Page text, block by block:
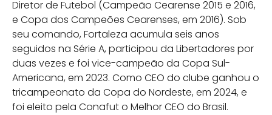
Diretor de Futebol (Campeão Cearense 2015 e 2016,
e Copa dos Campeões Cearenses, em 2016). Sob
seu comando, Fortaleza acumula seis anos
seguidos na Série A, participou da Libertadores por
duas vezes e foi vice-campeão da Copa Sul-
Americana, em 2023. Como CEO do clube ganhou o
tricampeonato da Copa do Nordeste, em 2024, e
foi eleito pela Conafut o Melhor CEO do Brasil.